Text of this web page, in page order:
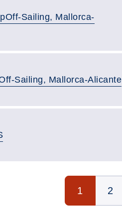
Sailing, Mallorca-
Sailing, Mallorca-Alicante
1 2